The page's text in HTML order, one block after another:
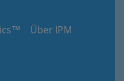
Über IPM